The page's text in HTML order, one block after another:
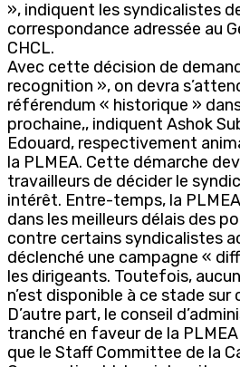
», indiquent les syndicalistes
correspondance adressée au
CHCL.
Avec cette décision de
recognition », on devra
référendum « historique »
prochaine,, indiquent Ashok
Edouard, respectivement
la PLMEA. Cette démarche
travailleurs de décider le
intérêt. Entre-temps, la
dans les meilleurs délais des
contre certains syndicalistes
déclenché une campagne «
les dirigeants. Toutefois,
n’est disponible à ce stade sur
D’autre part, le conseil
tranché en faveur de la
que le Staff Committee de la